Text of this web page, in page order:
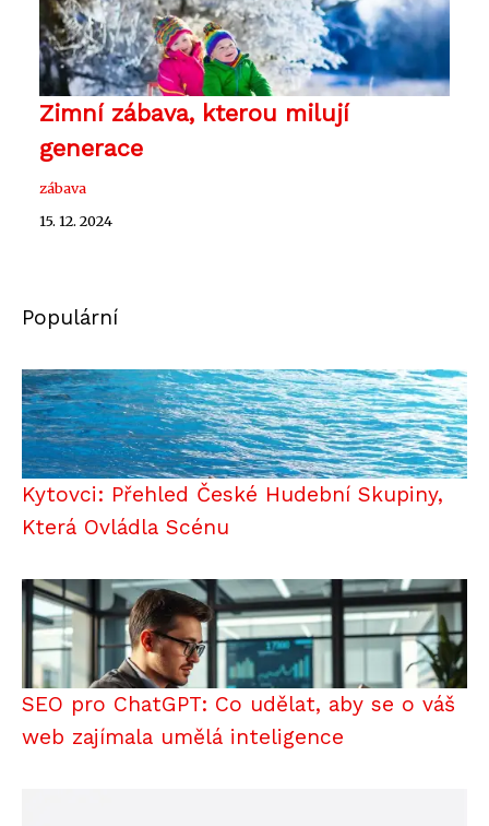
Zimní zábava, kterou milují
generace
zábava
15. 12. 2024
Populární
Kytovci: Přehled České Hudební Skupiny,
Která Ovládla Scénu
SEO pro ChatGPT: Co udělat, aby se o váš
web zajímala umělá inteligence